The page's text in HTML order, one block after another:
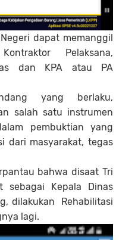
dapat memanggil
Pelaksana,
dan KPA atau PA
yang berlaku,
salah satu instrumen
pembuktian yang
dari masyarakat, tegas
bahwa disaat Tri
sebagai Kepala Dinas
dilakukan Rehabilitasi
lagi.